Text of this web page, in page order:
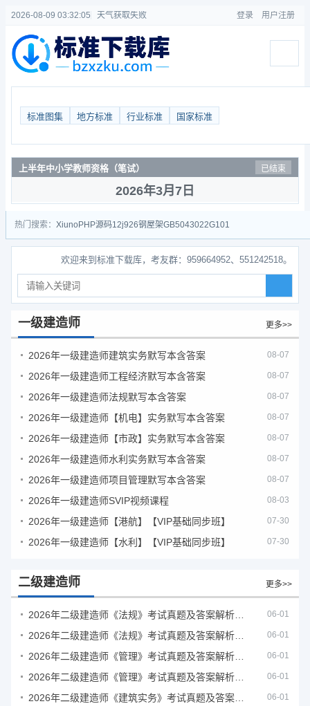
2026-08-09 03:32:06 天气获取失败 登录 用户注册
标准图集 地方标准 行业标准 国家标准
工程咨询（投资） 已结束
2026年4月11日
热门搜索： Xiuno PHP源码12j926钢屋架GB5043022G101
欢迎来到标准下载库，考友群：959664952、551242518。
一级建造师 更多>>
2026年一级建造师建筑实务默写本含答案 08-07
2026年一级建造师工程经济默写本含答案 08-07
2026年一级建造师法规默写本含答案 08-07
2026年一级建造师【机电】实务默写本含答案 08-07
2026年一级建造师【市政】实务默写本含答案 08-07
2026年一级建造师水利实务默写本含答案 08-07
2026年一级建造师项目管理默写本含答案 08-07
2026年一级建造师SVIP视频课程 08-03
2026年一级建造师【港航】【VIP基础同步班】 07-30
2026年一级建造师【水利】【VIP基础同步班】 07-30
二级建造师 更多>>
06-01
06-01
06-01
06-01
06-01